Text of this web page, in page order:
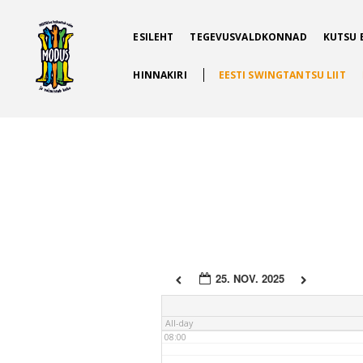
ESILEHT TEGEVUSVALDKONNAD KUTSU
HINNAKIRI EESTI SWINGTANTSU LIIT
25. NOV. 2025
All-day
07:00
08:00